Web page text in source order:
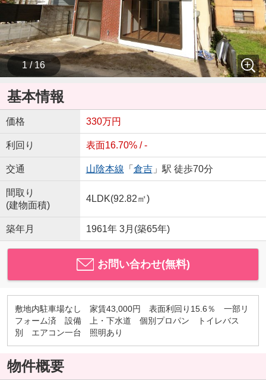
1 / 16
基本情報
価格 330万円
利回り 表面16.70% / -
交通 山陰本線 「 倉吉」駅 徒歩70分
間取り
(建物面積)
4LDK(92.82㎡)
築年月 1961年 3月(築65年)
お問い合わせ(無料)
敷地内駐車場なし 家賃43,000円 表面利回り15.6％ 一部リ
フォーム済 設備 上・下水道 個別プロパン トイレバス
別 エアコン一台 照明あり
物件概要